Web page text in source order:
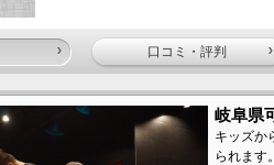
口コミ・評判
岐阜県
キッズか
られます。